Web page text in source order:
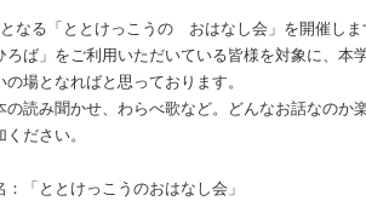
となる「ととけっこうの おはなし会」を開催しま
ろば」をご利用いただいている皆様を対象に、
場となればと思っております。
の読み聞かせ、わらべ歌など。どんなお話なのか
ださい。
：「ととけっこうのおはなし会」